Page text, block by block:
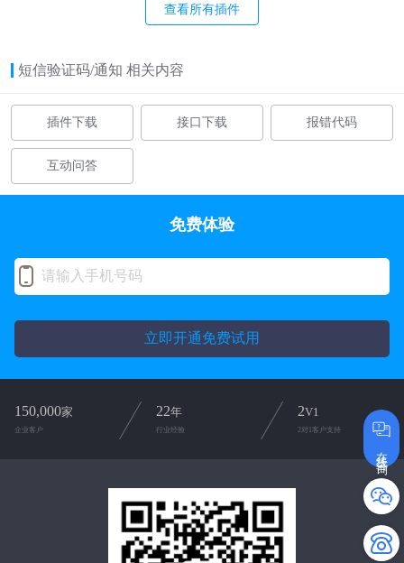
查看所有插件
短信验证码/通知 相关内容
插件下载 接口下载 报错代码
互动问答
在线咨询
免费体验
立即开通免费试用
150,000家
企业客户
22年
行业经验
2V1
2对1客户支持